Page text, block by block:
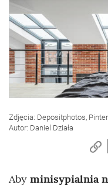
Zdjęcia: Depositphotos,
Autor: Daniel Działa
Aby minisypialnia